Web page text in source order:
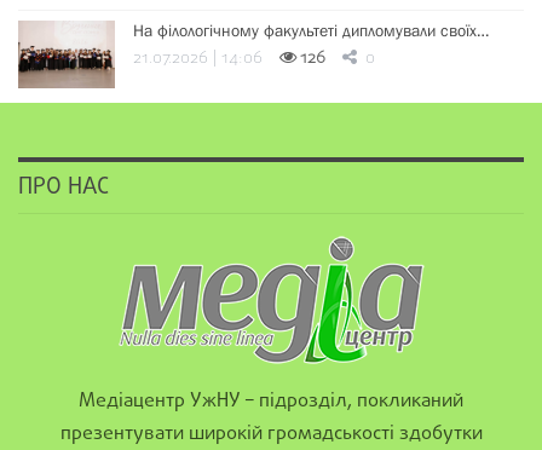
На філологічному факультеті дипломували своїх…
21.07.2026 | 14:06 126 0
ПРО НАС
Медіацентр УжНУ – підрозділ, покликаний
презентувати широкій громадськості здобутки